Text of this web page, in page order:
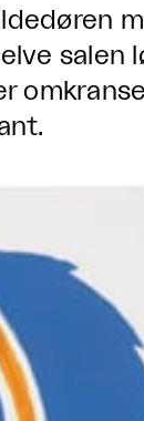
salen